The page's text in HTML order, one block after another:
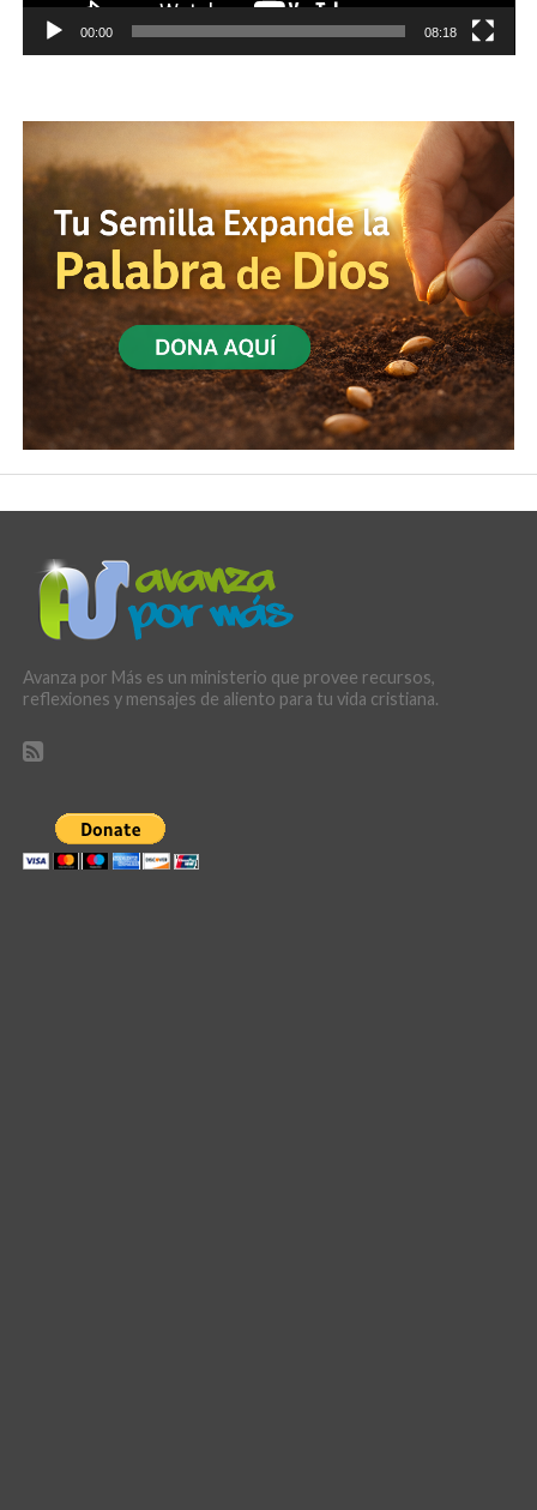
00:00 08:18
Avanza por Más es un ministerio que provee recursos,
reflexiones y mensajes de aliento para tu vida cristiana.